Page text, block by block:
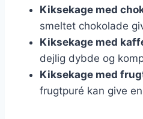
Kiksekage med
smeltet chokolade
Kiksekage med
dejlig dybde og
Kiksekage med
frugtpuré kan give